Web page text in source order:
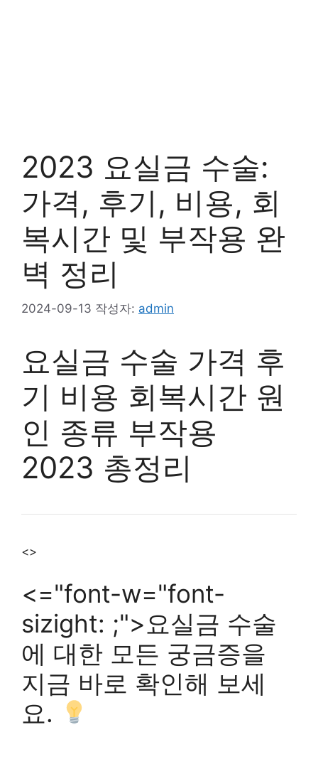
2023 요실금 수술:
가격, 후기, 비용, 회
복시간 및 부작용 완
벽 정리
2024-09-13 작성자: admin
요실금 수술 가격 후
기 비용 회복시간 원
인 종류 부작용
2023 총정리
<>
<="font-w="font-
sizight: ;">요실금 수술
에 대한 모든 궁금증을
지금 바로 확인해 보세
요.